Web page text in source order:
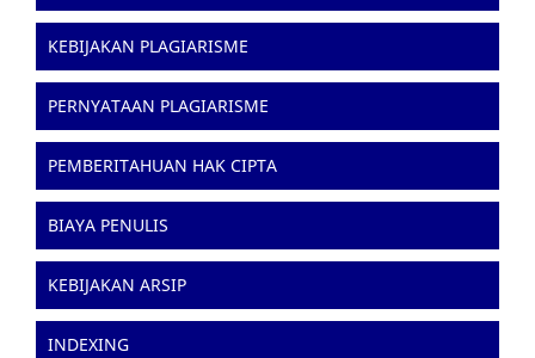
KEBIJAKAN PLAGIARISME
PERNYATAAN PLAGIARISME
PEMBERITAHUAN HAK CIPTA
BIAYA PENULIS
KEBIJAKAN ARSIP
INDEXING